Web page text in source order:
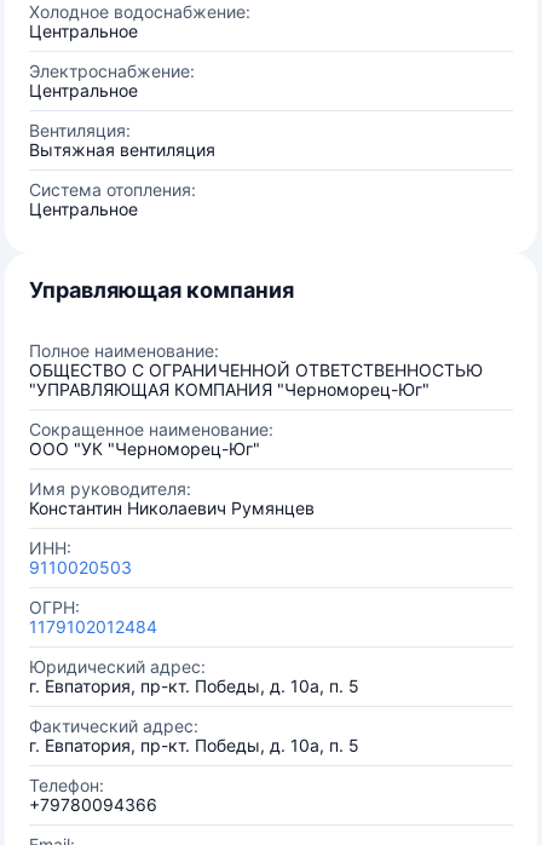
Холодное водоснабжение:
Центральное
Электроснабжение:
Центральное
Вентиляция:
Вытяжная вентиляция
Система отопления:
Центральное
Управляющая компания
Полное наименование:
ОБЩЕСТВО С ОГРАНИЧЕННОЙ ОТВЕТСТВЕННОСТЬЮ
"УПРАВЛЯЮЩАЯ КОМПАНИЯ "Черноморец-Юг"
Сокращенное наименование:
ООО "УК "Черноморец-Юг"
Имя руководителя:
Константин Николаевич Румянцев
ИНН:
9110020503
ОГРН:
1179102012484
Юридический адрес:
г. Евпатория, пр-кт. Победы, д. 10а, п. 5
Фактический адрес:
г. Евпатория, пр-кт. Победы, д. 10а, п. 5
Телефон:
+79780094366